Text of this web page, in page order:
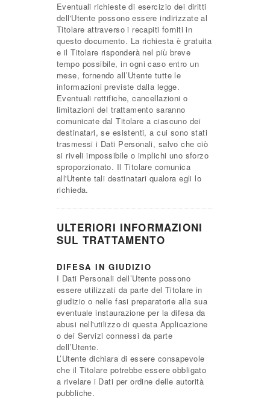
Eventuali richieste di esercizio dei diritti
dell'Utente possono essere indirizzate al
Titolare attraverso i recapiti forniti in
questo documento. La richiesta è gratuita
e il Titolare risponderà nel più breve
tempo possibile, in ogni caso entro un
mese, fornendo all’Utente tutte le
informazioni previste dalla legge.
Eventuali rettifiche, cancellazioni o
limitazioni del trattamento saranno
comunicate dal Titolare a ciascuno dei
destinatari, se esistenti, a cui sono stati
trasmessi i Dati Personali, salvo che ciò
si riveli impossibile o implichi uno sforzo
sproporzionato. Il Titolare comunica
all'Utente tali destinatari qualora egli lo
richieda.
ULTERIORI INFORMAZIONI
SUL TRATTAMENTO
DIFESA IN GIUDIZIO
I Dati Personali dell’Utente possono
essere utilizzati da parte del Titolare in
giudizio o nelle fasi preparatorie alla sua
eventuale instaurazione per la difesa da
abusi nell'utilizzo di questa Applicazione
o dei Servizi connessi da parte
dell’Utente.
L’Utente dichiara di essere consapevole
che il Titolare potrebbe essere obbligato
a rivelare i Dati per ordine delle autorità
pubbliche.